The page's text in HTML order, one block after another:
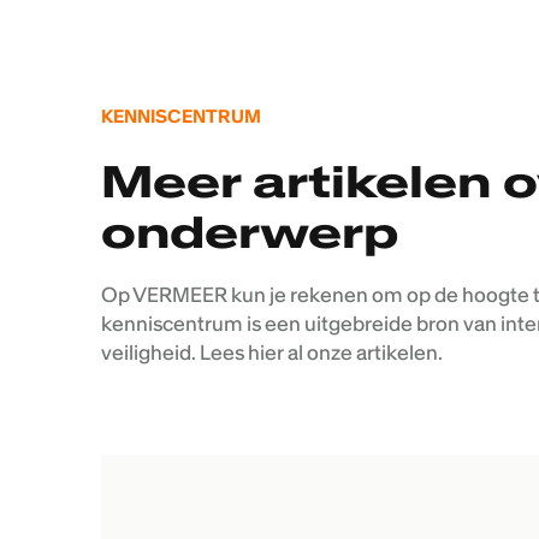
KENNISCENTRUM
Meer artikelen
onderwerp
Op VERMEER kun je rekenen om op de
kenniscentrum is een uitgebreide bron van
veiligheid. Lees hier al onze artikelen.